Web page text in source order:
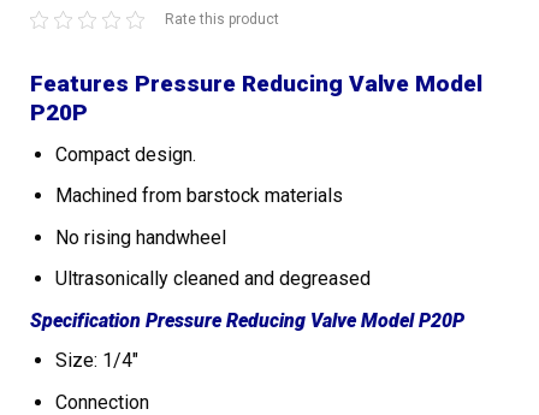
Rate this product
Features Pressure Reducing Valve Model
P20P
Compact design.
Machined from barstock materials
No rising handwheel
Ultrasonically cleaned and degreased
Specification Pressure Reducing Valve Model P20P
Size: 1/4″
Connection